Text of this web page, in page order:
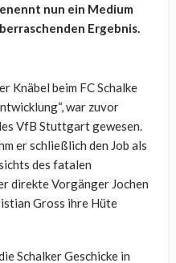
nun ein Medium
Ergebnis.
Knäbel beim FC Schalke
war zuvor
VfB Stuttgart gewesen.
er schließlich den Job als
des fatalen
direkte Vorgänger Jochen
Gross ihre Hüte
Schalker Geschicke in